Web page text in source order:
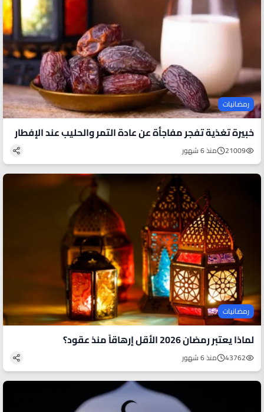
رمضانيات
خبيرة تغذية تفجر مفاجأة عن عادة التمر والحليب عند الإفطار
21009 منذ 6 شهور
رمضانيات
لماذا يعتبر رمضان 2026 الأقل إرهاقاً منذ عقود؟
43762 منذ 6 شهور